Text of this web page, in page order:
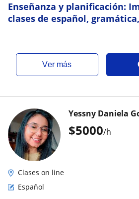
Enseñanza y planificación:
clases de español,
ver más
$5000/h
Yessny Daniela
Clases on line
Español